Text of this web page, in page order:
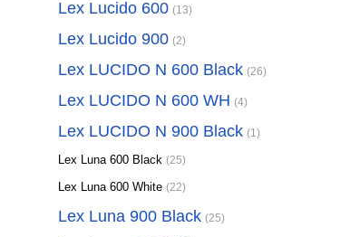
Lex Lucido 600 (13)
Lex Lucido 900 (2)
Lex LUCIDO N 600 Black (26)
Lex LUCIDO N 600 WH (4)
Lex LUCIDO N 900 Black (1)
Lex Luna 600 Black (25)
Lex Luna 600 White (22)
Lex Luna 900 Black (25)